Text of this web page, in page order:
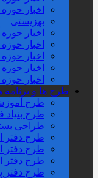
اخبار حوزه NGO
بهزیستی
اخبار حوزه
اخبار
اخبار
اخبار حوزه
اخبار
طرح ها و برنامه
طرح
طرح بنیاد
طراحی
طرح دفتر
طرح دفتر
طرح دفتر
طرح دفتر